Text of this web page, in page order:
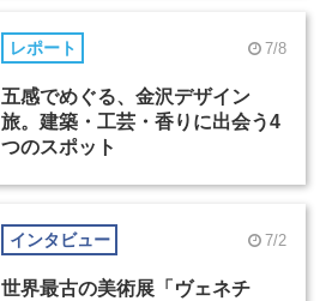
レポート 7/8
五感でめぐる、金沢デザイン
旅。建築・工芸・香りに出会う4
つのスポット
インタビュー 7/2
世界最古の美術展「ヴェネチ